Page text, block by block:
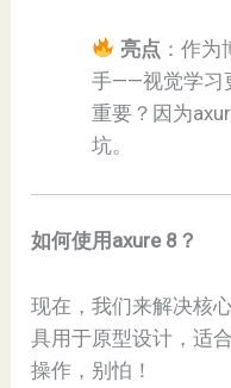
​亮点​ ：作
手——视觉学习
重要？因为
坑。
​如何使用axure 8？​
现在，我们来解决核
具用于原型设计，适
操作，别怕！